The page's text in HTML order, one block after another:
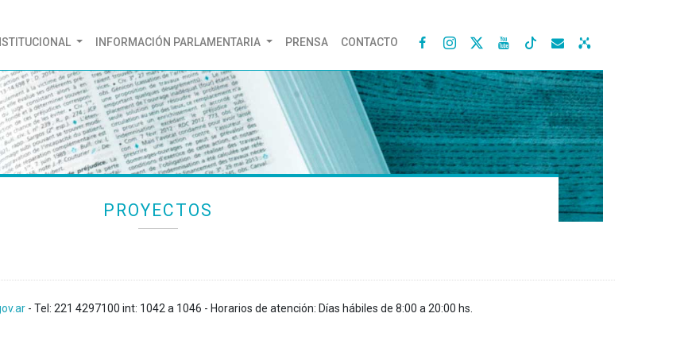
INFORMACIÓN PARLAMENTARIA PRENSA CONTACTO    
PROYECTOS
- Tel: 221 4297100 int: 1042 a 1046 - Horarios de atención: Días hábiles de 8:00 a 20:00 hs.